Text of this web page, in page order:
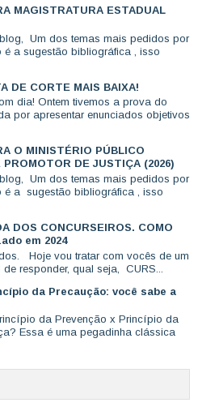
MAGISTRATURA ESTADUAL
Um dos temas mais pedidos por
a sugestão bibliográfica , isso
DE CORTE MAIS BAIXA!
dia! Ontem tivemos a prova do
por apresentar enunciados objetivos
O MINISTÉRIO PÚBLICO
DE JUSTIÇA (2026)
Um dos temas mais pedidos por
é a sugestão bibliográfica , isso
DOS CONCURSEIROS. COMO
em 2024
Hoje vou tratar com vocês de um
responder, qual seja, CURS...
da Precaução: você sabe a
da Prevenção x Princípio da
Essa é uma pegadinha clássica